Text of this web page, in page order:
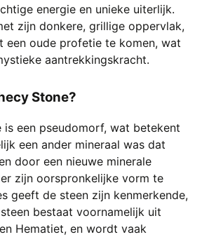
energie en unieke uiterlijk.
zijn donkere, grillige oppervlak,
een oude profetie te komen, wat
aantrekkingskracht.
Stone?
is een pseudomorf, wat betekent
een ander mineraal was dat
door een nieuwe minerale
zijn oorspronkelijke vorm te
geeft de steen zijn kenmerkende,
bestaat voornamelijk uit
Hematiet, en wordt vaak